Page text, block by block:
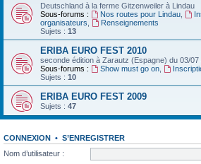
Deutschland‏ à la ferme Gitzenweiler à Lindau
Sous-forums :
Nos routes pour Lindau,
organisateurs
Renseignements
Sujets : 13
ERIBA EURO FEST 2010
seconde édition à Zarautz (Espagne) du 03/07
Sous-forums :
Show must go on,
Sujets : 10
ERIBA EURO FEST 2009
Sujets : 47
CONNEXION • S’ENREGISTRER
Nom d’utilisateur :